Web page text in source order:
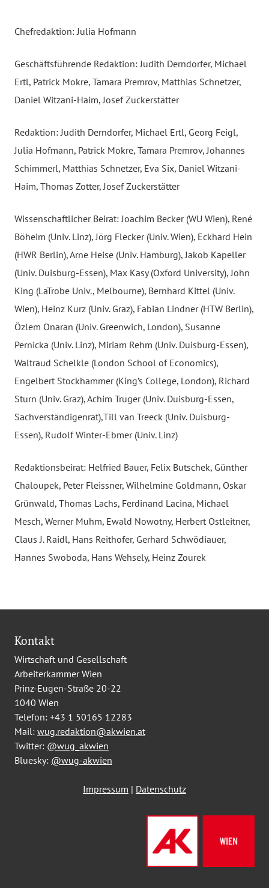
Chefredaktion: Julia Hofmann
Geschäftsführende Redaktion: Judith Derndorfer, Michael
Ertl, Patrick Mokre, Tamara Premrov, Matthias Schnetzer,
Daniel Witzani-Haim, Josef Zuckerstätter
Redaktion: Judith Derndorfer, Michael Ertl, Georg Feigl,
Julia Hofmann, Patrick Mokre, Tamara Premrov, Johannes
Schimmerl, Matthias Schnetzer, Eva Six, Daniel Witzani-
Haim, Thomas Zotter, Josef Zuckerstätter
Wissenschaftlicher Beirat: Joachim Becker (WU Wien), René
Böheim (Univ. Linz), Jörg Flecker (Univ. Wien), Eckhard Hein
(HWR Berlin), Arne Heise (Univ. Hamburg), Jakob Kapeller
(Univ. Duisburg-Essen), Max Kasy (Oxford University), John
King (LaTrobe Univ., Melbourne), Bernhard Kittel (Univ.
Wien), Heinz Kurz (Univ. Graz), Fabian Lindner (HTW Berlin),
Özlem Onaran (Univ. Greenwich, London), Susanne
Pernicka (Univ. Linz), Miriam Rehm (Univ. Duisburg-Essen),
Waltraud Schelkle (London School of Economics),
Engelbert Stockhammer (King’s College, London), Richard
Sturn (Univ. Graz), Achim Truger (Univ. Duisburg-Essen,
Sachverständigenrat),Till van Treeck (Univ. Duisburg-
Essen), Rudolf Winter-Ebmer (Univ. Linz)
Redaktionsbeirat: Helfried Bauer, Felix Butschek, Günther
Chaloupek, Peter Fleissner, Wilhelmine Goldmann, Oskar
Grünwald, Thomas Lachs, Ferdinand Lacina, Michael
Mesch, Werner Muhm, Ewald Nowotny, Herbert Ostleitner,
Claus J. Raidl, Hans Reithofer, Gerhard Schwödiauer,
Hannes Swoboda, Hans Wehsely, Heinz Zourek
Kontakt
Wirtschaft und Gesellschaft
Arbeiterkammer Wien
Prinz-Eugen-Straße 20-22
1040 Wien
Telefon: +43 1 50165 12283
Mail: wug.redaktion@akwien.at
Twitter: @wug_akwien
Bluesky: @wug-akwien
Impressum | Datenschutz